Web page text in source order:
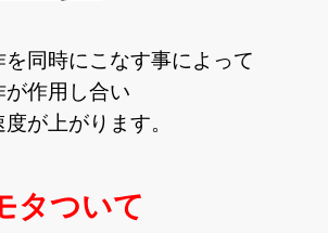
同時にこなす事によって
作用し合い
が上がります。
タついて